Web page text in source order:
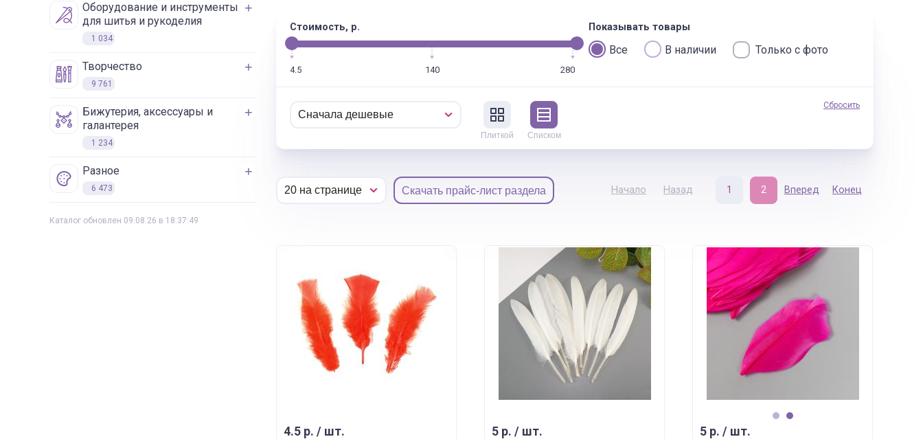
оборудование и инструменты
для шитья и рукоделия
1 034
творчество
9 761
бижутерия, аксессуары и
галантерея
1 234
разное
6 473
Каталог обновлен 09.08.26 в 18:37:49
Стоимость, р.
4.5 140 280
Показывать товары
Все В наличии Только с фото
Плиткой Списком
Сбросить
Начало Назад 1 2 Вперед Конец
Скачать прайс-лист раздела
4.5 р. / шт. 5 р. / шт. 5 р. / шт.